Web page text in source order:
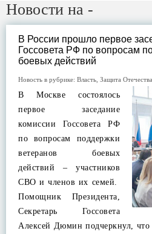
Новости на -
В России прошло первое
Госсовета РФ по вопросам
боевых действий
Новость в рубрике: Власть Защита Отечества
В Москве состоялось
первое заседание
комиссии Госсовета РФ
по вопросам поддержки
ветеранов боевых
действий – участников
СВО и членов их семей.
Помощник Президента,
Секретарь Госсовета
Алексей Дюмин подчеркнул, что